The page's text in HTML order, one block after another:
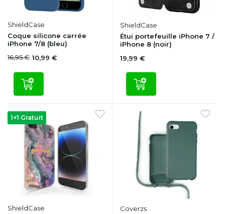
ShieldCase
Coque silicone carrée
iPhone 7/8 (bleu)
16,95 € 10,99 €
ShieldCase
Étui portefeuille iPhone 7 /
iPhone 8 (noir)
19,99 €
1+1 Gratuit
ShieldCase
Coverzs